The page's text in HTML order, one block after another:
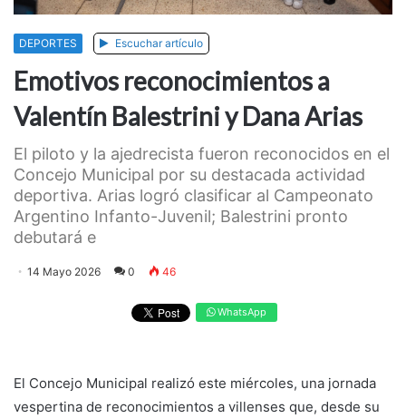
DEPORTES Escuchar artículo
Emotivos reconocimientos a
Valentín Balestrini y Dana Arias
El piloto y la ajedrecista fueron reconocidos en el
Concejo Municipal por su destacada actividad
deportiva. Arias logró clasificar al Campeonato
Argentino Infanto-Juvenil; Balestrini pronto
debutará e
14 Mayo 2026 0 46
WhatsApp
El Concejo Municipal realizó este miércoles, una jornada
vespertina de reconocimientos a villenses que, desde su